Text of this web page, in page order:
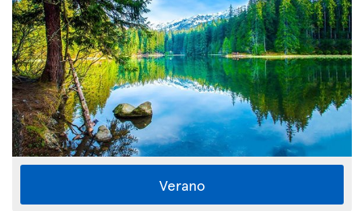
Verano